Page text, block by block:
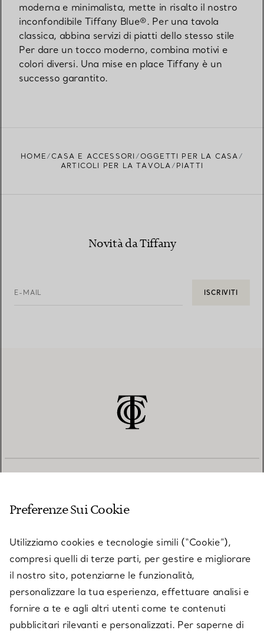
moderna e minimalista, mette in risalto il nostro
inconfondibile Tiffany Blue®. Per una tavola
classica, abbina servizi di piatti dello stesso stile
Per dare un tocco moderno, combina motivi e
colori diversi. Una mise en place Tiffany è un
successo garantito.
HOME CASA E ACCESSORI
OGGETTI PER LA CASA
ARTICOLI PER LA TAVOLA
PIATTI
Novità da Tiffany
E-MAIL ISCRIVITI
SU TIFFANY & CO.
LEGALE
Preferenze Sui Cookie
Utilizziamo cookies e tecnologie simili (“Cookie”),
compresi quelli di terze parti, per gestire e migliorare
il nostro sito, potenziarne le funzionalità,
personalizzare la tua esperienza, effettuare analisi e
fornire a te e agli altri utenti come te contenuti
pubblicitari rilevanti e personalizzati. Per saperne di